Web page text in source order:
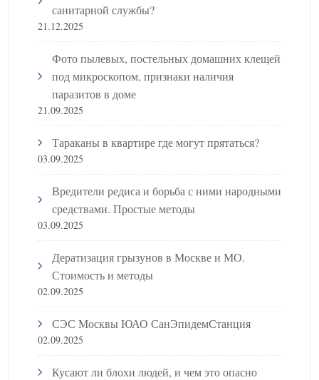
санитарной службы?
21.12.2025
Фото пылевых, постельных домашних клещей
под микроскопом, признаки наличия
паразитов в доме
21.09.2025
Тараканы в квартире где могут прятаться?
03.09.2025
Вредители редиса и борьба с ними народными
средствами. Простые методы
03.09.2025
Дератизация грызунов в Москве и МО.
Стоимость и методы
02.09.2025
СЭС Москвы ЮАО СанЭпидемСтанция
02.09.2025
Кусают ли блохи людей, и чем это опасно